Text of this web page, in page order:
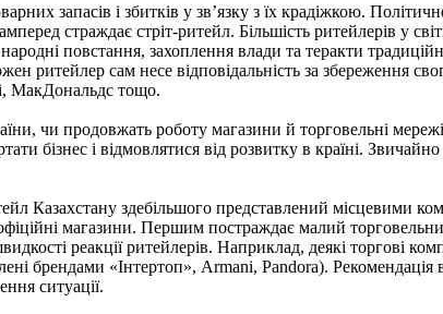
запасів і збитків у зв’язку з їх крадіжкою.
страждає стріт-ритейл. Більшість ритейлерів у
народні повстання, захоплення влади та теракти
ритейлер сам несе відповідальність за збереження
МакДональдс тощо.
чи продовжать роботу магазини й торговельні
бізнес і відмовлятися від розвитку в країні.
Казахстану здебільшого представлений місцевими
магазини. Першим постраждає малий
реакції ритейлерів. Наприклад, деякі торгові
брендами «Інтертоп», Armani, Pandora).
ситуації.